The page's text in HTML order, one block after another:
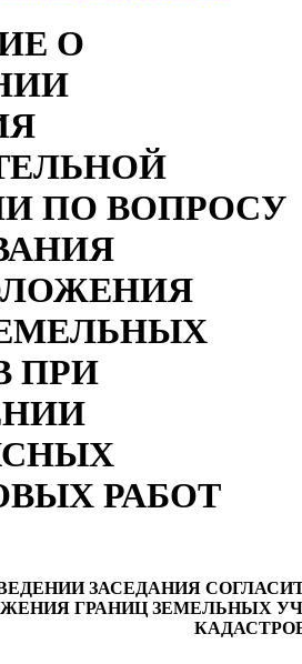
О
ПО ВОПРОСУ
ПРИ
РАБОТ
ЗАСЕДАНИЯ
ГРАНИЦ ЗЕМЕЛЬНЫХ